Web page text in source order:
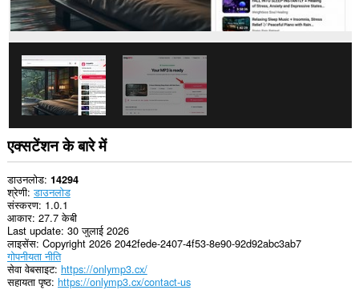
एक्सटेंशन के बारे में
डाउनलोड 14294
श्रेणी डाउनलोड
संस्करण 1.0.1
आकार 27.7 केबी
Last update 30 जुलाई 2026
लाइसेंस Copyright 2026 2042fede-2407-4f53-8e90-92d92abc3ab7
गोपनीयता नीति
सेवा वेबसाइट https://onlymp3.cx/
सहायता पृष्ठ https://onlymp3.cx/contact-us